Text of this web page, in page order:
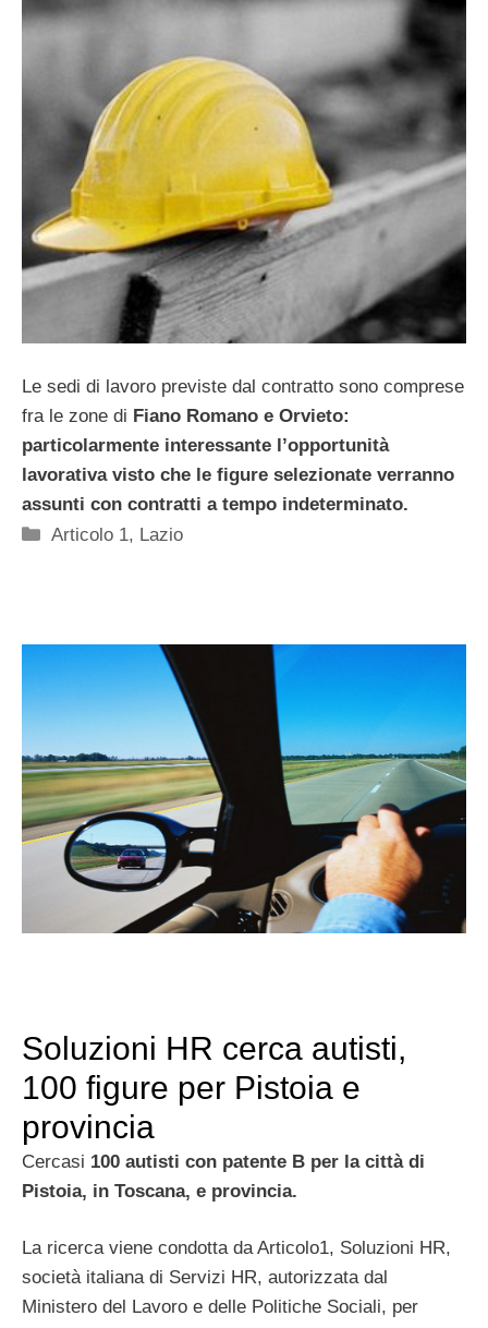
Le sedi di lavoro previste dal contratto sono comprese
fra le zone di Fiano Romano e Orvieto:
particolarmente interessante l’opportunità
lavorativa visto che le figure selezionate verranno
assunti con contratti a tempo indeterminato.
Categorie
Articolo 1, Lazio
Soluzioni HR cerca autisti,
100 figure per Pistoia e
provincia
Cercasi 100 autisti con patente B per la città di
Pistoia, in Toscana, e provincia.
La ricerca viene condotta da Articolo1, Soluzioni HR,
società italiana di Servizi HR, autorizzata dal
Ministero del Lavoro e delle Politiche Sociali, per